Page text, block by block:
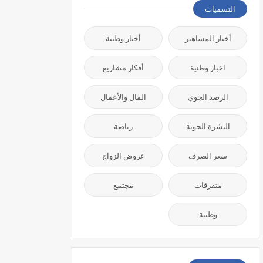
التسميات
أخبار المشاهير أخبار وطنية
اخبار وطنية أفكار مشاريع
الرصد الجوي المال والأعمال
النشرة الجوية رياضة
سعر الصرف عروض الزواج
متفرقات مجتمع
وطنية